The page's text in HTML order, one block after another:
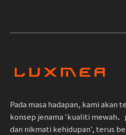
Pada masa hadapan, kami akan
konsep jenama 'kualiti mewah
dan nikmati kehidupan', terus